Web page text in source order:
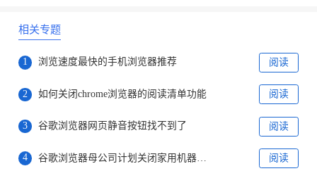
相关专题
1 浏览速度最快的手机浏览器推荐 阅读
2 如何关闭chrome浏览器的阅读清单功能 阅读
3 谷歌浏览器网页静音按钮找不到了 阅读
4 谷歌浏览器母公司计划关闭家用机器人公司 阅读